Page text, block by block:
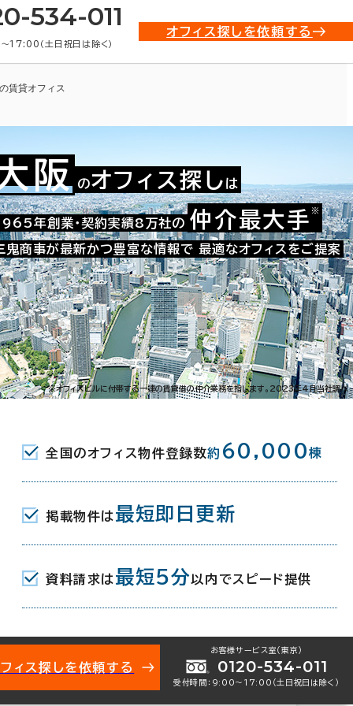
534-011
17:00（土日祝日は除く）
オフィス探しを依頼する
賃貸オフィス
お問い合わせ番号：009-02884
南船場2-5-19
(地下鉄御堂筋線･長堀鶴見緑地線) 2番
橋駅(近鉄難波線) 2番口 14分
阪 のオフィス探し は
年創業・契約実績8万社の 仲介最大手 ※
鬼商事が最新かつ豊富な情報で 最適なオフィスをご提案
※オフィスビルに付帯する一連の賃貸借の仲介業務を指します。2023年4月当社調べ
全国のオフィス物件登録数約 60,000棟
掲載物件は 最短即日更新
資料請求は 最短5分 以内でスピード提供
ィス探しを依頼する
お客様サービス室（東京）
0120-534-011
受付時間：9:00〜17:00（土日祝日は除く）